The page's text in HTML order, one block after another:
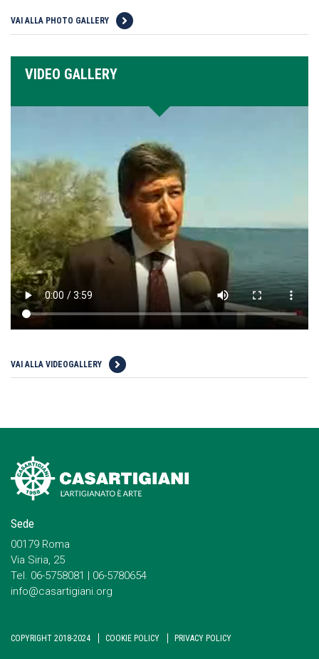
VAI ALLA PHOTO GALLERY
VIDEO GALLERY
VAI ALLA VIDEOGALLERY
Sede
00179 Roma
Via Siria, 25
Tel. 06-5758081 | 06-5780654
info@casartigiani.org
COPYRIGHT 2018-2024 COOKIE POLICY PRIVACY POLICY